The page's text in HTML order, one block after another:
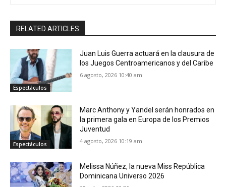
RELATED ARTICLES
Espectáculos
Juan Luis Guerra actuará en la clausura de
los Juegos Centroamericanos y del Caribe
6 agosto, 2026 10:40 am
Espectáculos
Marc Anthony y Yandel serán honrados en
la primera gala en Europa de los Premios
Juventud
4 agosto, 2026 10:19 am
Melissa Núñez, la nueva Miss República
Dominicana Universo 2026